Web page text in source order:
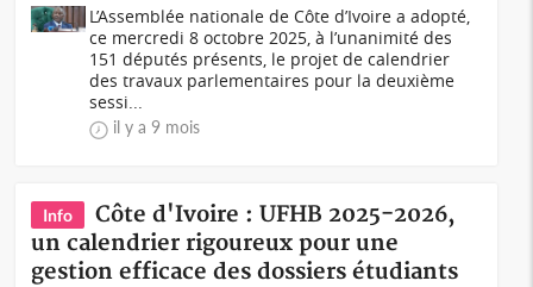
L’Assemblée nationale de Côte d’Ivoire a adopté,
ce mercredi 8 octobre 2025, à l’unanimité des
151 députés présents, le projet de calendrier
des travaux parlementaires pour la deuxième
sessi...
il y a 9 mois
Info
Côte d'Ivoire : UFHB 2025-2026,
un calendrier rigoureux pour une
gestion efficace des dossiers étudiants